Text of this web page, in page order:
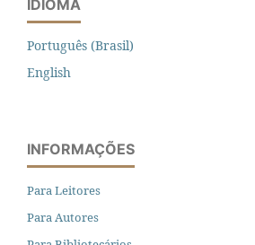
IDIOMA
Português (Brasil)
English
INFORMAÇÕES
Para Leitores
Para Autores